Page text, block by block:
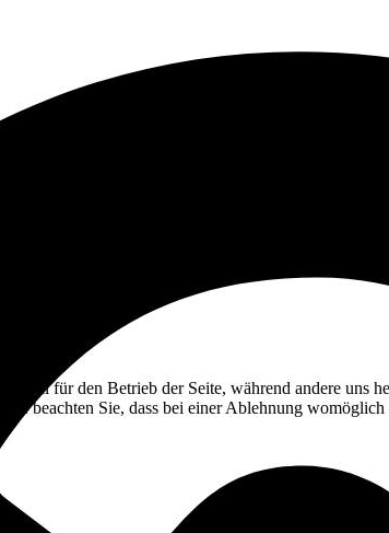
für den Betrieb der Seite, während andere uns
beachten Sie, dass bei einer Ablehnung